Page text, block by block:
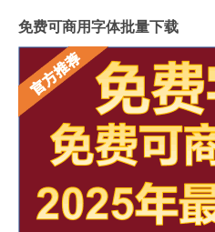
免费可商用字体批量下载